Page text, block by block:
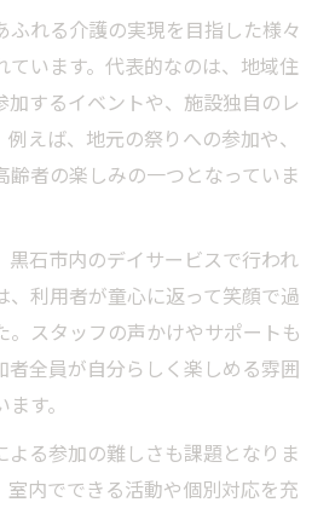
ふれる介護の実現を目指した様々
ています。代表的なのは、地域住
加するイベントや、施設独自のレ
えば、地元の祭りへの参加や、
齢者の楽しみの一つとなっていま
黒石市内のデイサービスで行われ
、利用者が童心に返って笑顔で過
。スタッフの声かけやサポートも
者全員が自分らしく楽しめる雰囲
す。
よる参加の難しさも課題となりま
室内でできる活動や個別対応を充